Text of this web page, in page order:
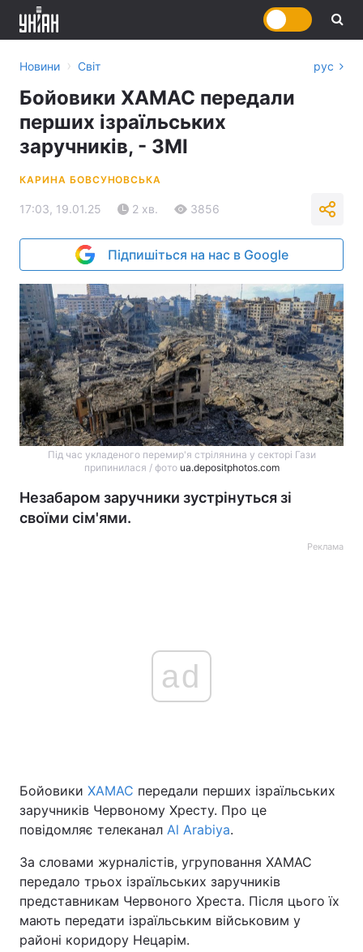
Головна Війна
Україна Політика
Економіка Світ
Спорт Наука
Техно і зв'язок
Новини › Світ рус
Бойовики ХАМАС передали
перших ізраїльських
заручників, - ЗМІ
КАРИНА БОВСУНОВСЬКА
17:03, 19.01.25 2 хв. 3856
Підпишіться на нас в Google
Під час укладеного перемир'я стрілянина у секторі Гази
припинилася / фото ua.depositphotos.com
Незабаром заручники зустрінуться зі
своїми сім'ями.
Реклама
ad
Бойовики ХАМАС передали перших ізраїльських
заручників Червоному Хресту. Про це
повідомляє телеканал Al Arabiya.
За словами журналістів, угруповання ХАМАС
передало трьох ізраїльських заручників
представникам Червоного Хреста. Після цього їх
мають передати ізраїльським військовим у
районі коридору Нецарім.